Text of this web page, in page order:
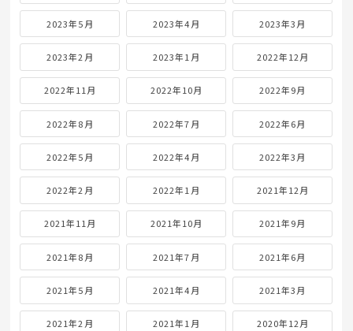
2023年5月 2023年4月 2023年3月
2023年2月 2023年1月 2022年12月
2022年11月 2022年10月 2022年9月
2022年8月 2022年7月 2022年6月
2022年5月 2022年4月 2022年3月
2022年2月 2022年1月 2021年12月
2021年11月 2021年10月 2021年9月
2021年8月 2021年7月 2021年6月
2021年5月 2021年4月 2021年3月
2021年2月 2021年1月 2020年12月